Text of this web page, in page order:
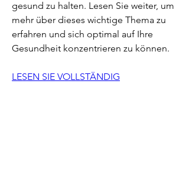
gesund zu halten. Lesen Sie weiter, um
mehr über dieses wichtige Thema zu
erfahren und sich optimal auf Ihre
Gesundheit konzentrieren zu können.
LESEN SIE VOLLSTÄNDIG